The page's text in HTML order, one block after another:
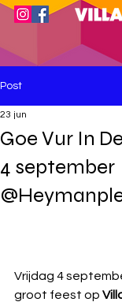
Post
Goe Vur In
4 september
23 jun
Vrijdag 4
groot feest op